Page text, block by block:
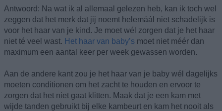
Antwoord: Na wat ik al allemaal gelezen heb, kan ik toch wel
zeggen dat het merk dat jij noemt helemáál niet schadelijk is
voor het haar van je kind. Je moet wél zorgen dat je het haar
niet té veel wast. Het haar van baby’s moet niet méér dan
maximum een aantal keer per week gewassen worden.
Aan de andere kant zou je het haar van je baby wél dagelijks
moeten conditionen om het zacht te houden en ervoor te
zorgen dat het niet gaat klitten. Maak dat je een kam met
wijde tanden gebruikt bij elke kambeurt en kam het nooit als